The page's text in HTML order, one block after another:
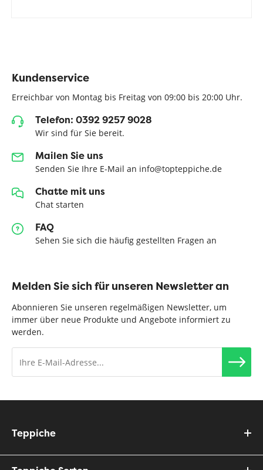
Kundenservice
Erreichbar von Montag bis Freitag von 09:00 bis 20:00 Uhr.
Telefon: 0392 9257 9028
Wir sind für Sie bereit.
Mailen Sie uns
Senden Sie Ihre E-Mail an info@topteppiche.de
Chatte mit uns
Chat starten
FAQ
Sehen Sie sich die häufig gestellten Fragen an
Melden Sie sich für unseren Newsletter an
Abonnieren Sie unseren regelmäßigen Newsletter, um
immer über neue Produkte und Angebote informiert zu
werden.
Teppiche